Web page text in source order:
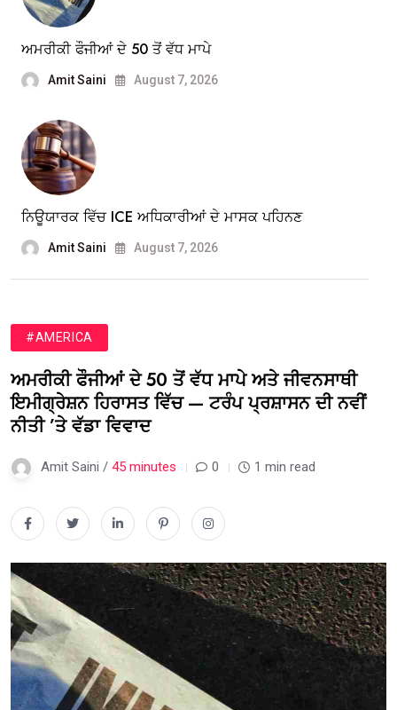
ਅਮਰੀਕੀ ਫੌਜੀਆਂ ਦੇ 50 ਤੋਂ ਵੱਧ ਮਾਪੇ
Amit Saini August 7, 2026
ਨਿਊਯਾਰਕ ਵਿੱਚ ICE ਅਧਿਕਾਰੀਆਂ ਦੇ ਮਾਸਕ ਪਹਿਨਣ
Amit Saini August 7, 2026
#AMERICA
ਅਮਰੀਕੀ ਫੌਜੀਆਂ ਦੇ 50 ਤੋਂ ਵੱਧ ਮਾਪੇ ਅਤੇ ਜੀਵਨਸਾਥੀ
ਇਮੀਗ੍ਰੇਸ਼ਨ ਹਿਰਾਸਤ ਵਿੱਚ — ਟਰੰਪ ਪ੍ਰਸ਼ਾਸਨ ਦੀ ਨਵੀਂ
ਨੀਤੀ ’ਤੇ ਵੱਡਾ ਵਿਵਾਦ
Amit Saini / 45 minutes 0 1 min read